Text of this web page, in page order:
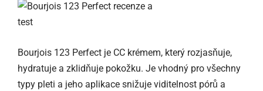
Bourjois 123 Perfect je CC krémem, který rozjasňuje,
hydratuje a zklidňuje pokožku. Je vhodný pro všechny
typy pleti a jeho aplikace snižuje viditelnost pórů a